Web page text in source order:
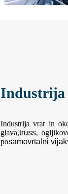
Industrija
Industrija vrat in
glava,truss,
posamovrtalni vijak